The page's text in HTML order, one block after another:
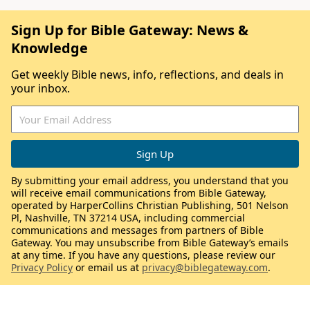
Sign Up for Bible Gateway: News &
Knowledge
Get weekly Bible news, info, reflections, and deals in
your inbox.
By submitting your email address, you understand that you
will receive email communications from Bible Gateway,
operated by HarperCollins Christian Publishing, 501 Nelson
Pl, Nashville, TN 37214 USA, including commercial
communications and messages from partners of Bible
Gateway. You may unsubscribe from Bible Gateway’s emails
at any time. If you have any questions, please review our
Privacy Policy or email us at privacy@biblegateway.com.